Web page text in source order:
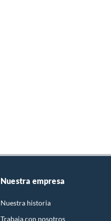
Nuestra empresa
Nuestra historia
Trabaja con nosotros